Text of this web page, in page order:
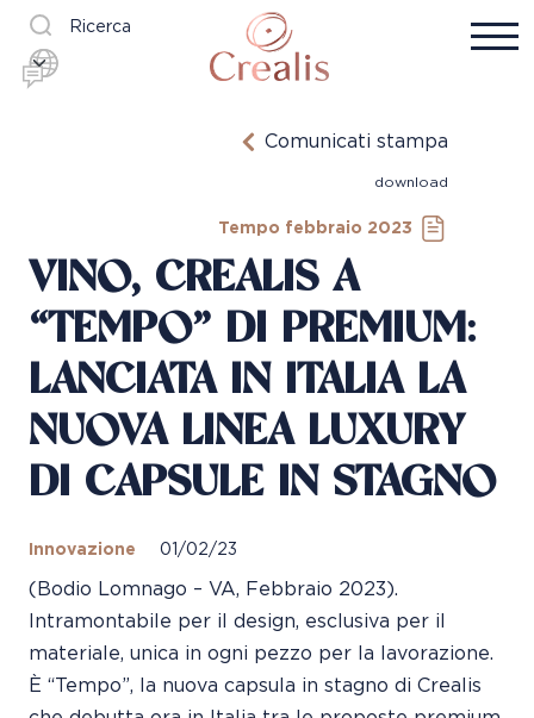
Ricerca
Comunicati stampa
download
Tempo febbraio 2023
VINO, CREALIS A
“TEMPO” DI PREMIUM:
LANCIATA IN ITALIA LA
NUOVA LINEA LUXURY
DI CAPSULE IN STAGNO
Innovazione 01/02/23
(Bodio Lomnago – VA, Febbraio 2023).
Intramontabile per il design, esclusiva per il
materiale, unica in ogni pezzo per la lavorazione.
È “Tempo”, la nuova capsula in stagno di Crealis